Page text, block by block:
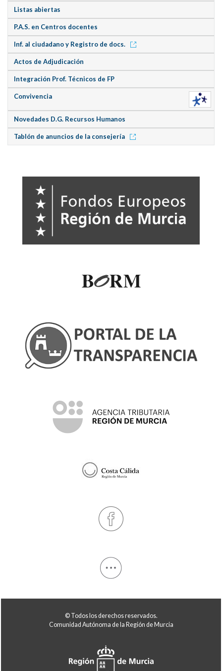
Listas abiertas
P.A.S. en Centros docentes
Inf. al ciudadano y Registro de docs.
Actos de Adjudicación
Integración Prof. Técnicos de FP
Convivencia
Novedades D.G. Recursos Humanos
Tablón de anuncios de la consejería
© Todos los derechos reservados.
Comunidad Autónoma de la Región de Murcia